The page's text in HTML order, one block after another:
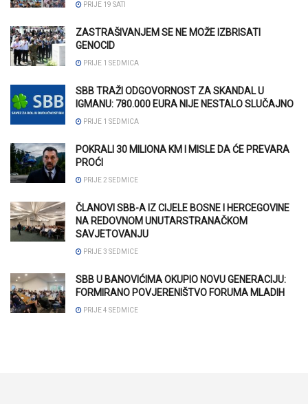
PRIJE 19 SATI
ZASTRAŠIVANJEM SE NE MOŽE IZBRISATI
GENOCID
PRIJE 1 SEDMICA
SBB TRAŽI ODGOVORNOST ZA SKANDAL U
IGMANU: 780.000 EURA NIJE NESTALO SLUČAJNO
PRIJE 1 SEDMICA
POKRALI 30 MILIONA KM I MISLE DA ĆE PREVARA
PROĆI
PRIJE 2 SEDMICE
ČLANOVI SBB-A IZ CIJELE BOSNE I HERCEGOVINE
NA REDOVNOM UNUTARSTRANAČKOM
SAVJETOVANJU
PRIJE 3 SEDMICE
SBB U BANOVIĆIMA OKUPIO NOVU GENERACIJU:
FORMIRANO POVJERENIŠTVO FORUMA MLADIH
PRIJE 4 SEDMICE